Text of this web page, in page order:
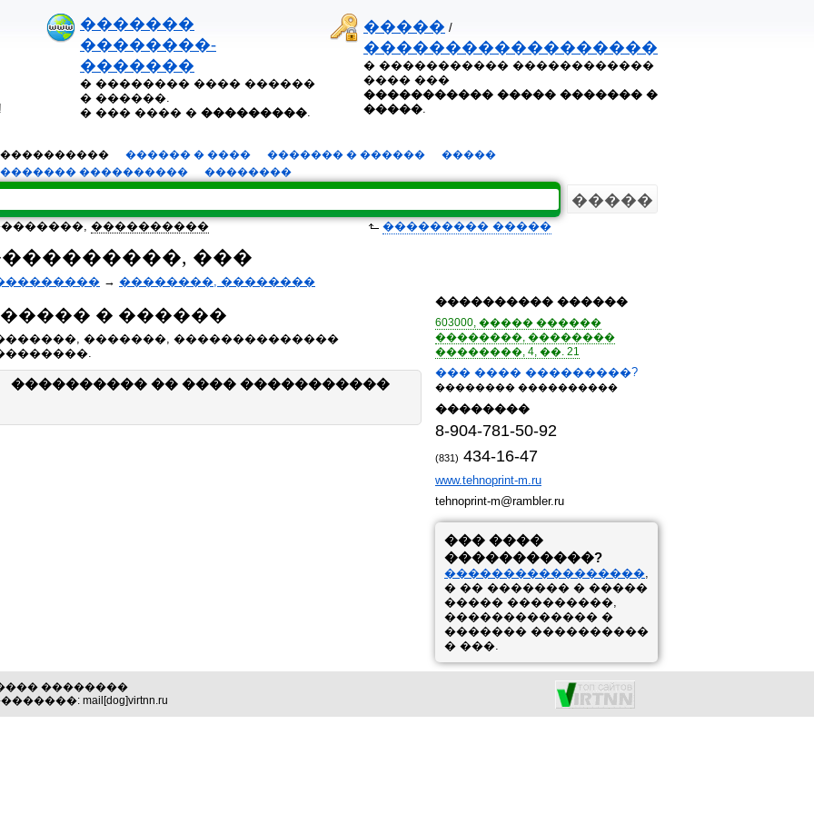
!
�������
��������-
�������
� �������� ���� ������
� ������.
� ��� ���� � ���������.
����� /
������������������
� ����������� ������������
���� ���
����������� ����� ������� �
�����.
������ � ���� ������� � ������
�����
����������
��������
���������� ��������� �����
���
→ ��������, ��������
� ������
�������, ��������������
���������� �� ���� �����������
���������� ������
603000, ����� ������
��������, ��������
��������, 4, ��. 21
��� ���� ���������?
�������� ����������
��������
8-904-781-50-92
(831) 434-16-47
www.tehnoprint-m.ru
tehnoprint-m@rambler.ru
��� ����
�����������?
�����������������,
� �� ������� � �����
����� ���������,
������������� �
������� ����������
� ���.
��������
mail[dog]virtnn.ru